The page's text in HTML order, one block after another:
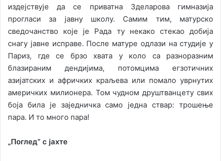
издејствује да се приватна Зделарова гимназија
прогласи за јавну школу. Самим тим, матурско
сведочанство које је Рада ту некако стекао добија
снагу јавне исправе. После матуре одлази на студије у
Париз, где се брзо хвата у коло са разноразним
блазираним дендијима, потомцима егзотичних
азијатских и афричких краљева или помало уврнутих
америчких милионера. Том чудном друштванцету свих
боја била је заједничка само једна ствар: трошење
пара. И то много пара!
„Поглед” с јахте